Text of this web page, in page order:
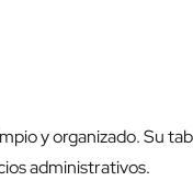
y organizado. Su
administrativos.